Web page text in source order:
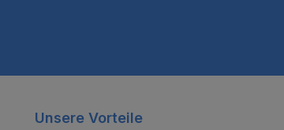
Unsere Vorteile